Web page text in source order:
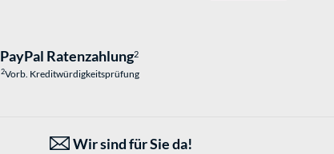
PayPal Ratenzahlung2
2Vorb. Kreditwürdigkeitsprüfung
Wir sind für Sie da!